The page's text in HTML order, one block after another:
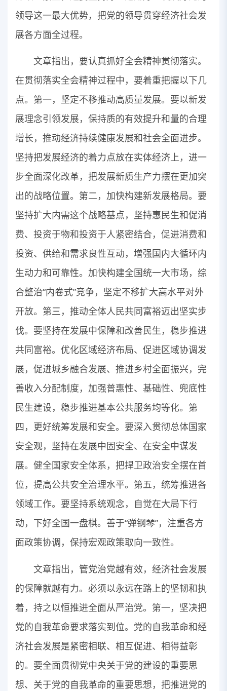
领导这一最大优势，把党的领导贯穿经济社会发
展各方面全过程。
文章指出，要认真抓好全会精神贯彻落实。
在贯彻落实全会精神过程中，要着重把握以下几
点。第一，坚定不移推动高质量发展。要以新发
展理念引领发展，保持质的有效提升和量的合理
增长，推动经济持续健康发展和社会全面进步。
坚持把发展经济的着力点放在实体经济上，进一
步全面深化改革，把发展新质生产力摆在更加突
出的战略位置。第二，加快构建新发展格局。要
坚持扩大内需这个战略基点，坚持惠民生和促消
费、投资于物和投资于人紧密结合，促进消费和
投资、供给和需求良性互动，增强国内大循环内
生动力和可靠性。加快构建全国统一大市场，综
合整治“内卷式”竞争，坚定不移扩大高水平对外
开放。第三，推动全体人民共同富裕迈出坚实步
伐。要坚持在发展中保障和改善民生，稳步推进
共同富裕。优化区域经济布局、促进区域协调发
展，促进城乡融合发展、推进乡村全面振兴，完
善收入分配制度，加强普惠性、基础性、兜底性
民生建设，稳步推进基本公共服务均等化。第
四，更好统筹发展和安全。要深入贯彻总体国家
安全观，坚持在发展中固安全、在安全中谋发
展。健全国家安全体系，把捍卫政治安全摆在首
位，提高公共安全治理水平。第五，统筹推进各
领域工作。要坚持系统观念，自觉在大局下行
动，下好全国一盘棋。善于“弹钢琴”，注重各方
面政策协调，保持宏观政策取向一致性。
文章指出，管党治党越有效，经济社会发展
的保障就越有力。必须以永远在路上的坚韧和执
着，持之以恒推进全面从严治党。第一，坚决把
党的自我革命要求落实到位。党的自我革命和经
济社会发展是紧密相联、相互促进、相得益彰
的。要全面贯彻党中央关于党的建设的重要思
想、关于党的自我革命的重要思想，把推进党的